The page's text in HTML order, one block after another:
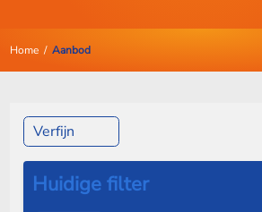
Home/ Aanbod
Verfijn